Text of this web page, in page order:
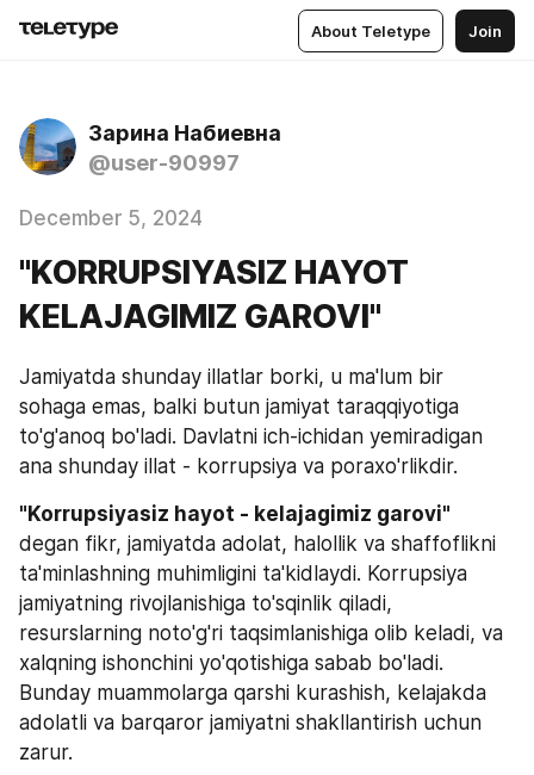
About Teletype Join
Зарина Набиевна
@user-90997
December 5, 2024
"KORRUPSIYASIZ HAYOT
KELAJAGIMIZ GAROVI"
Jamiyatda shunday illatlar borki, u ma'lum bir
sohaga emas, balki butun jamiyat taraqqiyotiga
to'g'anoq bo'ladi. Davlatni ich-ichidan yemiradigan
ana shunday illat - korrupsiya va poraxo'rlikdir.
"Korrupsiyasiz hayot - kelajagimiz garovi"
degan fikr, jamiyatda adolat, halollik va shaffoflikni
ta'minlashning muhimligini ta'kidlaydi. Korrupsiya
jamiyatning rivojlanishiga to'sqinlik qiladi,
resurslarning noto'g'ri taqsimlanishiga olib keladi, va
xalqning ishonchini yo'qotishiga sabab bo'ladi.
Bunday muammolarga qarshi kurashish, kelajakda
adolatli va barqaror jamiyatni shakllantirish uchun
zarur.